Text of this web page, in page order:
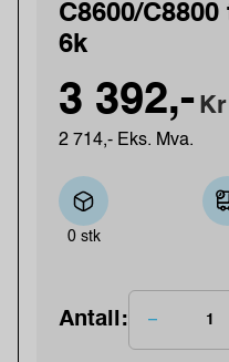
C8600/
6k
3 392,- Kr
2 714,- Eks. Mva.
0 stk
Antall: